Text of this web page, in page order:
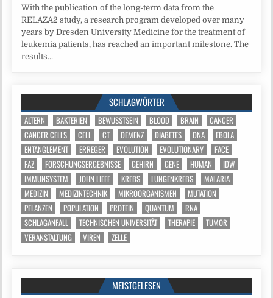
With the publication of the long-term data from the
RELAZA2 study, a research program developed over many
years by Dresden University Medicine for the treatment of
leukemia patients, has reached an important milestone. The
results...
SCHLAGWÖRTER
ALTERN BAKTERIEN BEWUSSTSEIN BLOOD BRAIN
CANCER
CANCER CELLS
CELL CT DEMENZ DIABETES DNA
EBOLA
ENTANGLEMENT
ERREGER EVOLUTION EVOLUTIONARY
FACE
FAZ
FORSCHUNGSERGEBNISSE GEHIRN GENE HUMAN
IDW
IMMUNSYSTEM
JOHN LIEFF KREBS LUNGENKREBS
MALARIA
MEDIZIN
MEDIZINTECHNIK MIKROORGANISMEN
MUTATION
PFLANZEN
POPULATION PROTEIN QUANTUM
RNA
SCHLAGANFALL
TECHNISCHEN UNIVERSITÄT THERAPIE
TUMOR
VERANSTALTUNG
VIREN ZELLE
MEISTGELESEN